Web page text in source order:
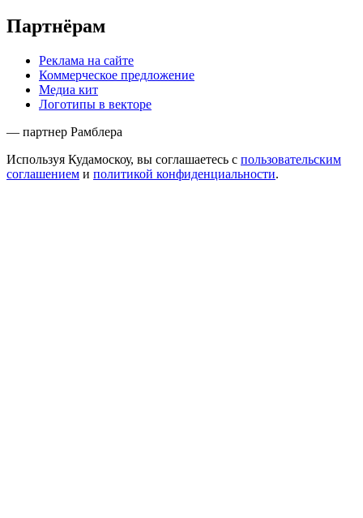
Партнёрам
Реклама на сайте
Коммерческое предложение
Медиа кит
Логотипы в векторе
— партнер Рамблера
Используя Кудамоскоу, вы соглашаетесь с пользовательским
соглашением и политикой конфиденциальности.